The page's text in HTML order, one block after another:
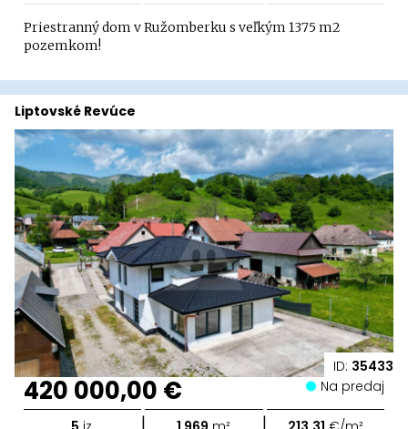
Priestranný dom v Ružomberku s veľkým 1375 m2
pozemkom!
ID: 35433
Liptovské Revúce
420 000,00 € Na predaj